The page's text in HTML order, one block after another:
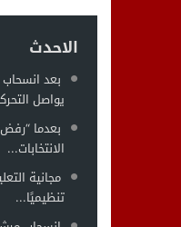
الاحدث
بعد
يواصل
بعدما
الانتخابات...
مجانية
تنظيميًا...